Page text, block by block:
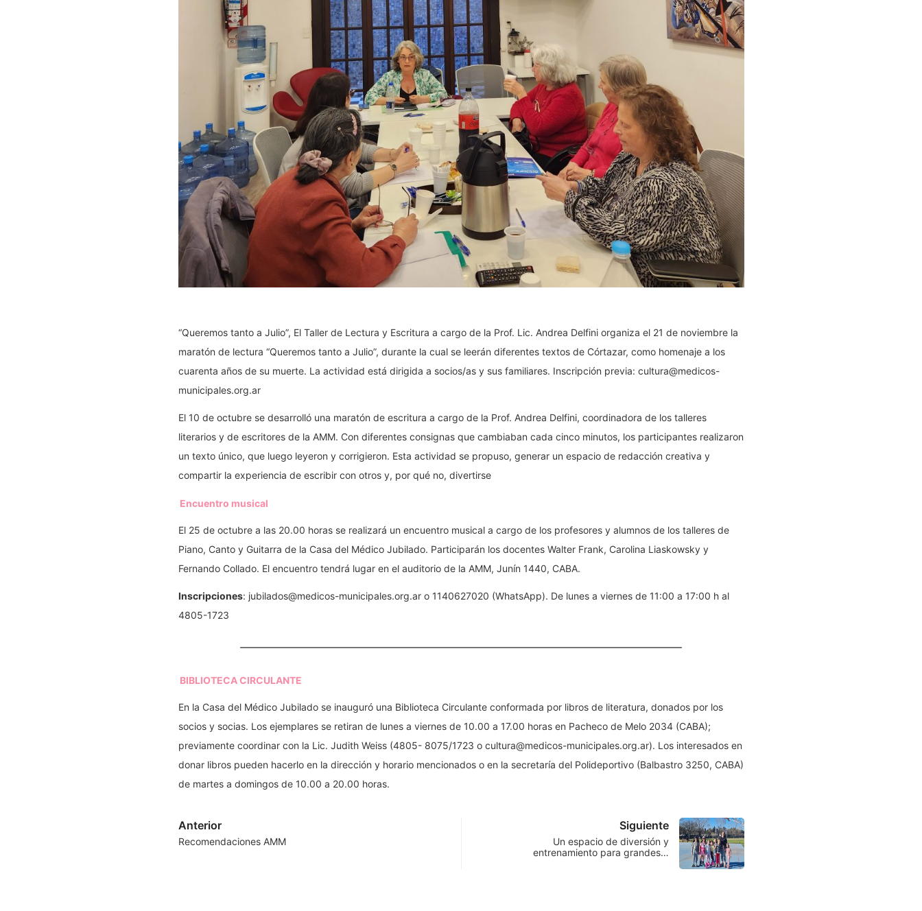
“Queremos tanto a Julio”, El Taller de Lectura y Escritura a cargo de la Prof. Lic. Andrea Delfini organiza el 21 de noviembre la
maratón de lectura “Queremos tanto a Julio”, durante la cual se leerán diferentes textos de Córtazar, como homenaje a los
cuarenta años de su muerte. La actividad está dirigida a socios/as y sus familiares. Inscripción previa: cultura@medicos-
municipales.org.ar
El 10 de octubre se desarrolló una maratón de escritura a cargo de la Prof. Andrea Delfini, coordinadora de los talleres
literarios y de escritores de la AMM. Con diferentes consignas que cambiaban cada cinco minutos, los participantes realizaron
un texto único, que luego leyeron y corrigieron. Esta actividad se propuso, generar un espacio de redacción creativa y
compartir la experiencia de escribir con otros y, por qué no, divertirse
Encuentro musical
El 25 de octubre a las 20.00 horas se realizará un encuentro musical a cargo de los profesores y alumnos de los talleres de
Piano, Canto y Guitarra de la Casa del Médico Jubilado. Participarán los docentes Walter Frank, Carolina Liaskowsky y
Fernando Collado. El encuentro tendrá lugar en el auditorio de la AMM, Junín 1440, CABA.
Inscripciones: jubilados@medicos-municipales.org.ar o 1140627020 (WhatsApp). De lunes a viernes de 11:00 a 17:00 h al
4805-1723
BIBLIOTECA CIRCULANTE
En la Casa del Médico Jubilado se inauguró una Biblioteca Circulante conformada por libros de literatura, donados por los
socios y socias. Los ejemplares se retiran de lunes a viernes de 10.00 a 17.00 horas en Pacheco de Melo 2034 (CABA);
previamente coordinar con la Lic. Judith Weiss (4805- 8075/1723 o cultura@medicos-municipales.org.ar). Los interesados en
donar libros pueden hacerlo en la dirección y horario mencionados o en la secretaría del Polideportivo (Balbastro 3250, CABA)
de martes a domingos de 10.00 a 20.00 horas.
Anterior
Recomendaciones AMM
Siguiente
Un espacio de diversión y
entrenamiento para grandes…